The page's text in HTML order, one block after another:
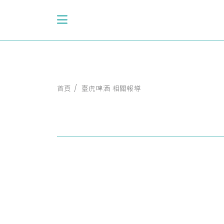
首頁 臺虎啤酒 相關報導